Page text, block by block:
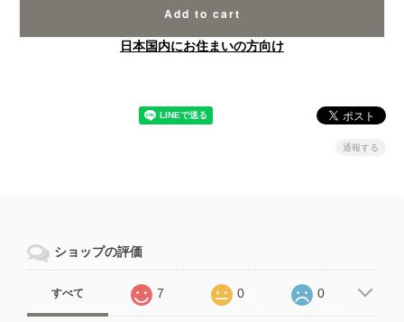
Add to cart
日本国内にお住まいの方向け
通報する
ショップの評価
すべて 7 0 0